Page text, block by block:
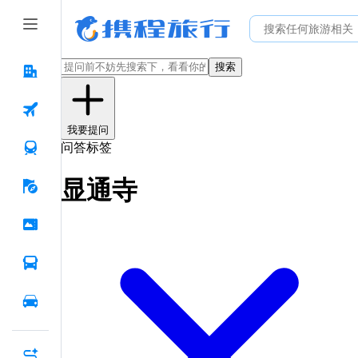
搜索
我要提问
问答标签
显通寺